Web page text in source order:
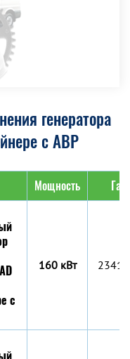
генератора
с АВР
Мощность
160 кВт